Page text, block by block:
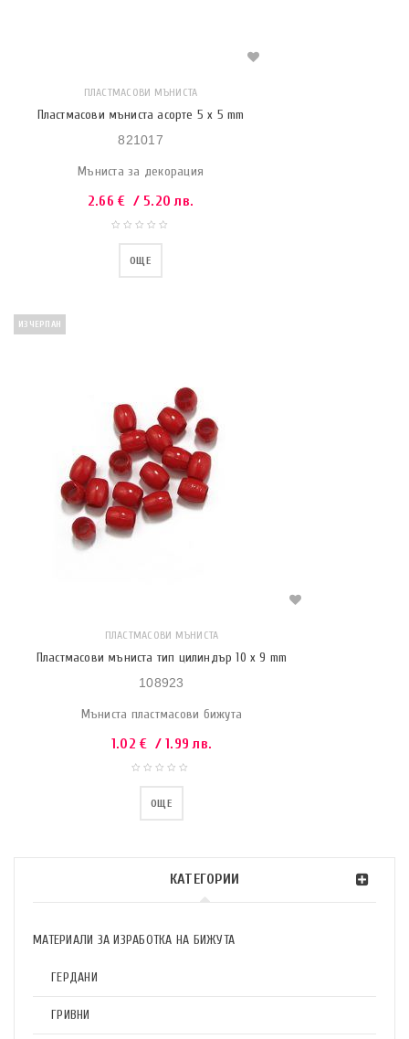
КАТЕГОРИИ
МАТЕРИАЛИ ЗА ИЗРАБОТКА НА БИЖУТА
ГЕРДАНИ
ГРИВНИ
ПЛАСТМАСОВИ МЪНИСТА
Пластмасови мъниста асорте 5 x 5 mm
821017
Мъниста за декорация
2.66€ / 5.20 лв.
ОЩЕ
ИЗЧЕРПАН
ПЛАСТМАСОВИ МЪНИСТА
Пластмасови мъниста тип цилиндър 10 x 9 mm
108923
Мъниста пластмасови бижута
1.02€ / 1.99 лв.
ОЩЕ